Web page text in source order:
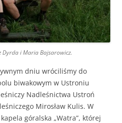
i Maria Bajsarowicz.
dniu wróciliśmy do
biwakowym w Ustroniu
Nadleśnictwa Ustroń
Mirosław Kulis. W
góralska „Watra”, której